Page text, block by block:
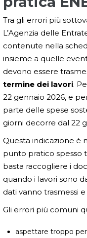
Tra gli errori più
L’Agenzia delle
contenute nella
insieme a quelle
devono essere
termine dei lavori.
22 gennaio 2026, e
parte delle spese
giorni decorre dal 22
Questa indicazione è
punto pratico spesso
basta raccogliere i
quando i lavori sono
dati vanno trasmessi
Gli errori più comuni
aspettare troppo